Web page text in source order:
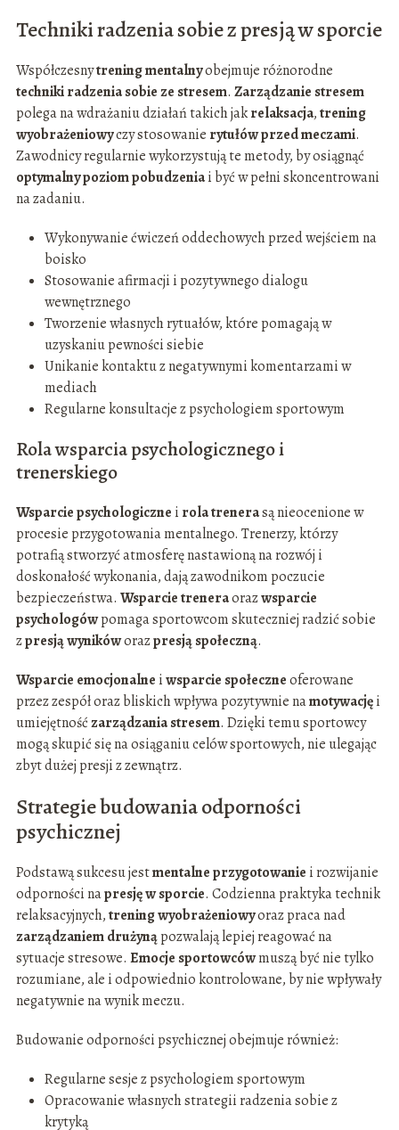
Techniki radzenia sobie z presją w sporcie
Współczesnytrening mentalnyobejmuje różnorodne
techniki radzenia sobie ze stresem. Zarządzanie stresem
polega na wdrażaniu działań takich jakrelaksacja,trening
wyobrażeniowyczy stosowanie rytułów przed meczami.
Zawodnicy regularnie wykorzystują te metody, by osiągnąć
optymalny poziom pobudzeniai być w pełni skoncentrowani
na zadaniu.
Wykonywanie ćwiczeń oddechowych przed wejściem na
boisko
Stosowanie afirmacji i pozytywnego dialogu
wewnętrznego
Tworzenie własnych rytuałów, które pomagają w
uzyskaniu pewności siebie
Unikanie kontaktu z negatywnymi komentarzami w
mediach
Regularne konsultacje z psychologiem sportowym
Rola wsparcia psychologicznego i
trenerskiego
Wsparcie psychologiczne i rola trenerasą nieocenione w
procesie przygotowania mentalnego. Trenerzy, którzy
potrafią stworzyć atmosferę nastawioną na rozwój i
doskonałość wykonania, dają zawodnikom poczucie
bezpieczeństwa. Wsparcie treneraorazwsparcie
psychologówpomaga sportowcom skuteczniej radzić sobie
zpresją wynikóworazpresją społeczną.
Wsparcie emocjonalne iwsparcie społeczneoferowane
przez zespół oraz bliskich wpływa pozytywnie namotywacjęi
umiejętnośćzarządzania stresem. Dzięki temu sportowcy
mogą skupić się na osiąganiu celów sportowych, nie ulegając
zbyt dużej presji z zewnątrz.
Strategie budowania odporności
psychicznej
Podstawą sukcesu jestmentalne przygotowanie i rozwijanie
odporności napresję w sporcie. Codzienna praktyka technik
relaksacyjnych,trening wyobrażeniowyoraz praca nad
zarządzaniem drużynąpozwalają lepiej reagować na
sytuacje stresowe. Emocje sportowcówmuszą być nie tylko
rozumiane, ale i odpowiednio kontrolowane, by nie wpływały
negatywnie na wynik meczu.
Budowanie odporności psychicznej obejmuje również:
Regularne sesje z psychologiem sportowym
Opracowanie własnych strategii radzenia sobie z
krytyką